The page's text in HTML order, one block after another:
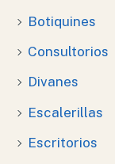
Botiquines
Consultorios
Divanes
Escalerillas
Escritorios